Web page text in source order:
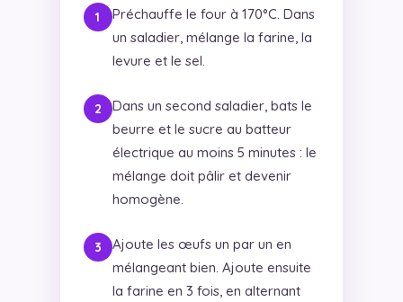
Préchauffe le four à 170°C. Dans
un saladier, mélange la farine, la
levure et le sel.
Dans un second saladier, bats le
beurre et le sucre au batteur
électrique au moins 5 minutes : le
mélange doit pâlir et devenir
homogène.
Ajoute les œufs un par un en
mélangeant bien. Ajoute ensuite
la farine en 3 fois, en alternant